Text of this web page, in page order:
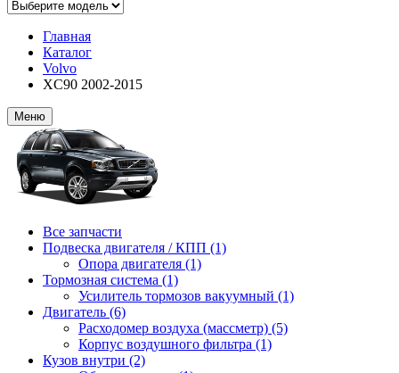
Главная
Каталог
Volvo
XC90 2002-2015
Меню
Все запчасти
Подвеска двигателя / КПП (1)
Опора двигателя (1)
Тормозная система (1)
Усилитель тормозов вакуумный (1)
Двигатель (6)
Расходомер воздуха (массметр) (5)
Корпус воздушного фильтра (1)
Кузов внутри (2)